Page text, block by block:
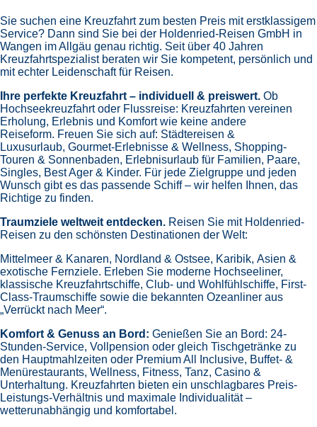
Sie suchen eine Kreuzfahrt zum besten Preis mit erstklassigem
Service? Dann sind Sie bei der Holdenried-Reisen GmbH in
Wangen im Allgäu genau richtig. Seit über 40 Jahren
Kreuzfahrtspezialist beraten wir Sie kompetent, persönlich und
mit echter Leidenschaft für Reisen.
Ihre perfekte Kreuzfahrt – individuell & preiswert. Ob
Hochseekreuzfahrt oder Flussreise: Kreuzfahrten vereinen
Erholung, Erlebnis und Komfort wie keine andere
Reiseform. Freuen Sie sich auf: Städtereisen &
Luxusurlaub, Gourmet-Erlebnisse & Wellness, Shopping-
Touren & Sonnenbaden, Erlebnisurlaub für Familien, Paare,
Singles, Best Ager & Kinder. Für jede Zielgruppe und jeden
Wunsch gibt es das passende Schiff – wir helfen Ihnen, das
Richtige zu finden.
Traumziele weltweit entdecken. Reisen Sie mit Holdenried-
Reisen zu den schönsten Destinationen der Welt:
Mittelmeer & Kanaren, Nordland & Ostsee, Karibik, Asien &
exotische Fernziele. Erleben Sie moderne Hochseeliner,
klassische Kreuzfahrtschiffe, Club- und Wohlfühlschiffe, First-
Class-Traumschiffe sowie die bekannten Ozeanliner aus
„Verrückt nach Meer“.
Komfort & Genuss an Bord: Genießen Sie an Bord: 24-
Stunden-Service, Vollpension oder gleich Tischgetränke zu
den Hauptmahlzeiten oder Premium All Inclusive, Buffet- &
Menürestaurants, Wellness, Fitness, Tanz, Casino &
Unterhaltung. Kreuzfahrten bieten ein unschlagbares Preis-
Leistungs-Verhältnis und maximale Individualität –
wetterunabhängig und komfortabel.